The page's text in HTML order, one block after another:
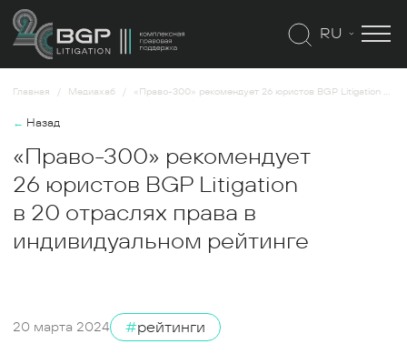
RU
Главная Медиахаб «Право-300» рекомендует 26 юристов BGP Litigation в 20 отраслях права в индивидуальном рейтинге
← Назад
«Право-300» рекомендует
26 юристов BGP Litigation
в 20 отраслях права в
индивидуальном рейтинге
20 марта 2024 #рейтинги